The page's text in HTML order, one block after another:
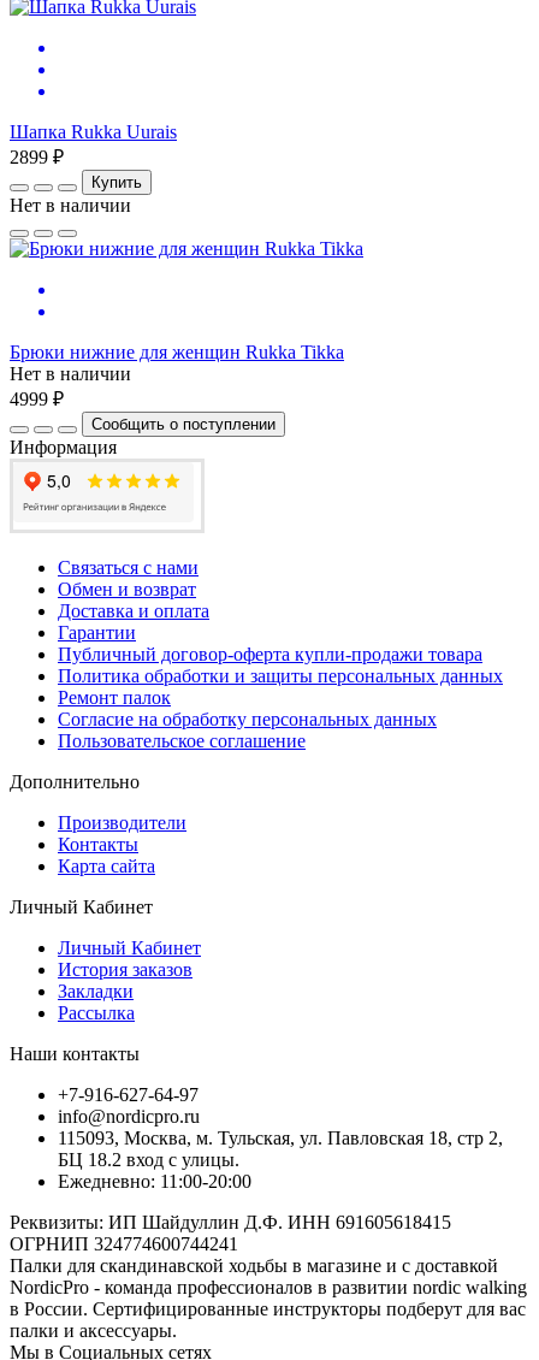
Шапка Rukka Uurais
2899 ₽
Купить
Нет в наличии
Брюки нижние для женщин Rukka Tikka
Нет в наличии
4999 ₽
Сообщить о поступлении
Информация
Связаться с нами
Обмен и возврат
Доставка и оплата
Гарантии
Публичный договор-оферта купли-продажи товара
Политика обработки и защиты персональных данных
Ремонт палок
Согласие на обработку персональных данных
Пользовательское соглашение
Дополнительно
Производители
Контакты
Карта сайта
Личный Кабинет
Личный Кабинет
История заказов
Закладки
Рассылка
Наши контакты
+7-916-627-64-97
info@nordicpro.ru
115093, Москва, м. Тульская, ул. Павловская 18, стр 2,
БЦ 18.2 вход с улицы.
Ежедневно: 11:00-20:00
Реквизиты: ИП Шайдуллин Д.Ф. ИНН 691605618415
ОГРНИП 324774600744241
Палки для скандинавской ходьбы в магазине и с доставкой
NordicPro - команда профессионалов в развитии nordic walking
в России. Сертифицированные инструкторы подберут для вас
палки и аксессуары.
Мы в Социальных сетях